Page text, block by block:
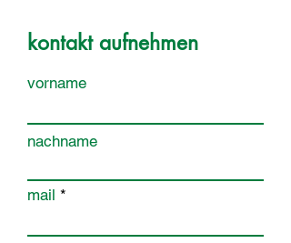
kontakt aufnehmen
vorname
nachname
mail